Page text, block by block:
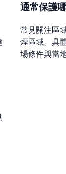
通常保護
常見關注區
煙區域。具
場條件與當